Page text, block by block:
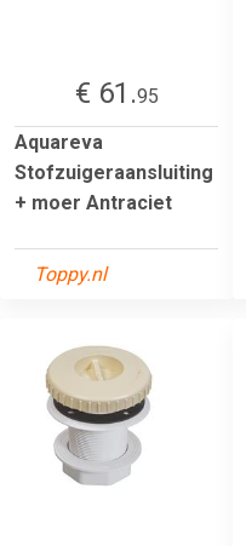
€ 61.95
Aquareva
Stofzuigeraansluiting
+ moer Antraciet
Toppy.nl